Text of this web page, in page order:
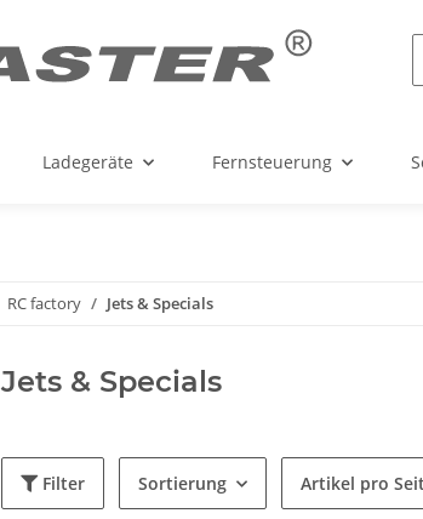
Ladegeräte Fernsteuerung
RC factory Jets & Specials
Jets & Specials
Filter Sortierung Artikel pro